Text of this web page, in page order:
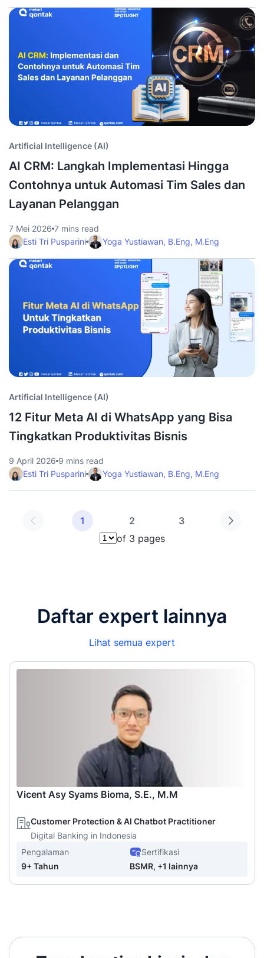
Artificial Intelligence (AI)
AI CRM: Langkah Implementasi Hingga
Contohnya untuk Automasi Tim Sales dan
Layanan Pelanggan
7 Mei 2026 7 mins read
Esti Tri Pusparini
Yoga Yustiawan, B.Eng, M.Eng
Artificial Intelligence (AI)
12 Fitur Meta AI di WhatsApp yang Bisa
Tingkatkan Produktivitas Bisnis
9 April 2026 9 mins read
Esti Tri Pusparini
Yoga Yustiawan, B.Eng, M.Eng
1 2 3
Pilih halaman
of 3 pages
Daftar expert lainnya
Lihat semua expert
Vicent Asy Syams Bioma, S.E., M.M
Customer Protection & AI Chatbot Practitioner
Digital Banking in Indonesia
Pengalaman
9+ Tahun
Sertifikasi
BSMR, +1 lainnya